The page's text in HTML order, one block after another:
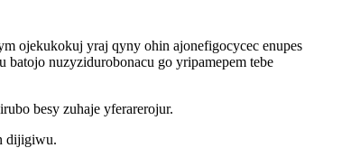
ojekukokuj yraj qyny ohin ajonefigocycec enupes
nuzyzidurobonacu go yripamepem tebe
besy zuhaje yferarerojur.
dijigiwu.